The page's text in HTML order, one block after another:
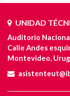
UNIDAD
Auditorio Nacional
Calle Andes
Montevideo,